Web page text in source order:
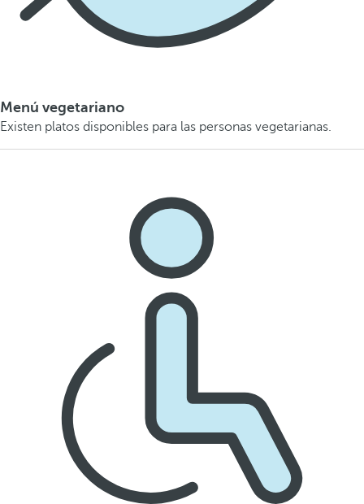
Menú vegetariano
Existen platos disponibles para las personas vegetarianas.